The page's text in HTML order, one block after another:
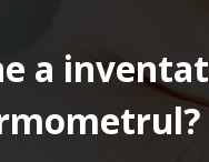
a inventat